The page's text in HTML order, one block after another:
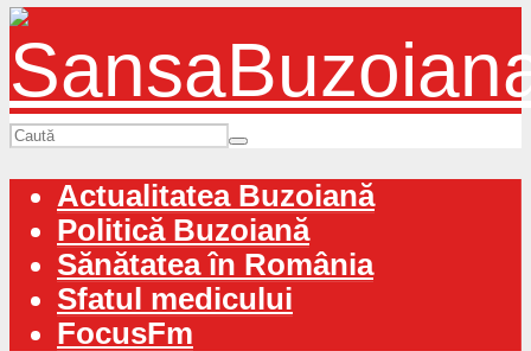
Actualitatea Buzoiană
Politică Buzoiană
Sănătatea în România
Sfatul medicului
FocusFm